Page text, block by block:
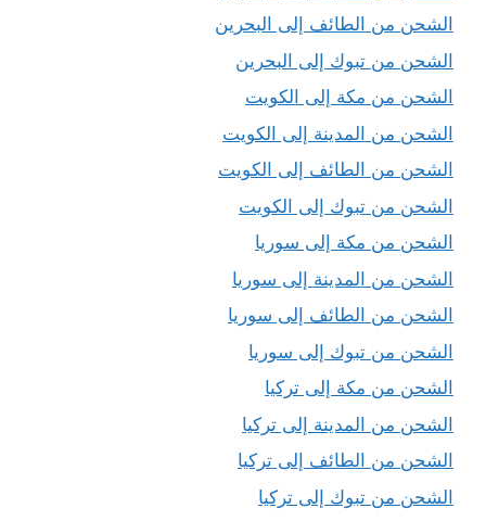
الشحن من الطائف إلى البحرين
الشحن من تبوك إلى البحرين
الشحن من مكة إلى الكويت
الشحن من المدينة إلى الكويت
الشحن من الطائف إلى الكويت
الشحن من تبوك إلى الكويت
الشحن من مكة إلى سوريا
الشحن من المدينة إلى سوريا
الشحن من الطائف إلى سوريا
الشحن من تبوك إلى سوريا
الشحن من مكة إلى تركيا
الشحن من المدينة إلى تركيا
الشحن من الطائف إلى تركيا
الشحن من تبوك إلى تركيا